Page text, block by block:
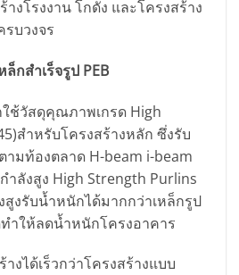
งโรงงาน โกดัง และโครงสร้าง
รบวงจร
กสำเร็จรูป PEB
ใช้วัสดุคุณภาพเกรด High
สำหรับโครงสร้างหลัก ซึ่งรับ
ามท้องตลาด H-beam i-beam
ำลังสูง High Strength Purlins
สูงรับน้ำหนักได้มากกว่าเหล็กรูป
ำให้ลดน้ำหนักโครงอาคาร
งได้เร็วกว่าโครงสร้างแบบ